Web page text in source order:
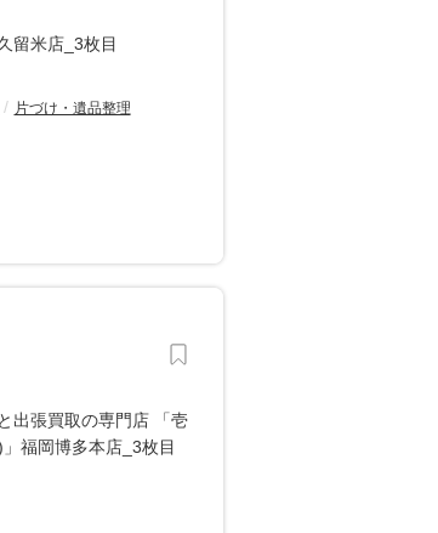
片づけ・遺品整理